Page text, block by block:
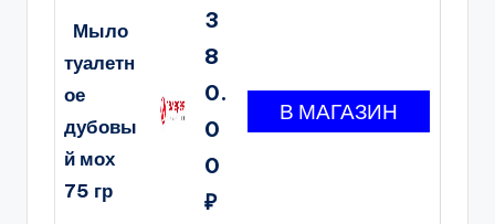
Мыло
туалетн
ое
дубовы
й мох
75 гр
3
8
0.
0
0
₽